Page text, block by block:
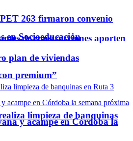
263 firmaron convenio
de construcciones aporten
plan de viviendas
limpieza de banquinas
en Socioeducación
premium”
y acampe en Córdoba la